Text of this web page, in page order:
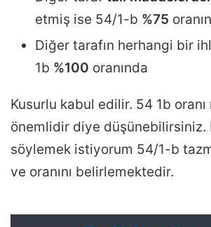
etmiş ise 54/1-b %75
Diğer tarafın herhangi bir
1b %100 oranında
Kusurlu kabul edilir. 54 1b oranı
önemlidir diye düşünebilirsiniz.
söylemek istiyorum 54/1-b
ve oranını belirlemektedir.